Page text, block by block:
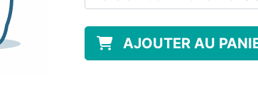
AJOUTER AU